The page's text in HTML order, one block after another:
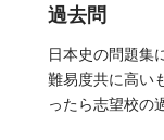
過去問
日本史の問題集
難易度共に高い
ったら志望校の